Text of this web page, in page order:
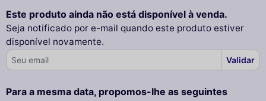
Este produto ainda não está disponível à venda.
Seja notificado por e-mail quando este produto estiver
disponível novamente.
Validar
Para a mesma data, propomos-lhe as seguintes